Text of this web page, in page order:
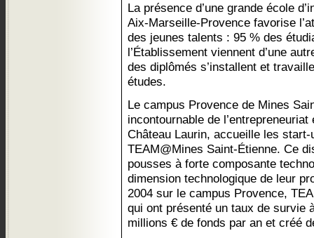
La présence d’une grande école
Aix-Marseille-Provence favorise
des jeunes talents : 95 % des
l’Établissement viennent d’une
des diplômés s’installent et
études.
Le campus Provence de Mines
incontournable de
Château Laurin, accueille les
TEAM@Mines Saint-Étienne. Ce
pousses à forte composante
dimension technologique de leur
2004 sur le campus Provence,
qui ont présenté un taux de survie
millions € de fonds par an et créé